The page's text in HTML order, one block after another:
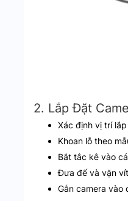
2. Lắp Đặt
Xác định vị trí
Khoan lỗ theo
Bắt tắc kê vào
Đưa đế và vặn
Gắn camera vào